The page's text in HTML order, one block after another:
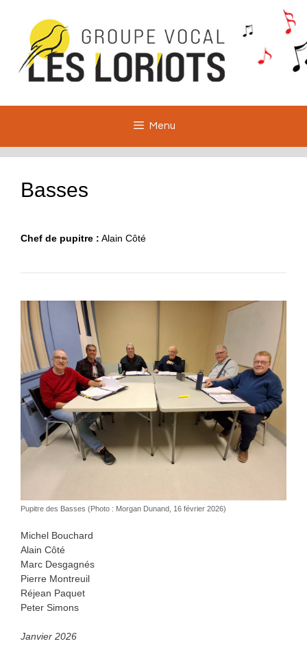
contenu
Menu
Basses
Chef de pupitre : Alain Côté
Pupitre des Basses (Photo : Morgan Dunand, 16 février 2026)
Michel Bouchard
Alain Côté
Marc Desgagnés
Pierre Montreuil
Réjean Paquet
Peter Simons
Janvier 2026